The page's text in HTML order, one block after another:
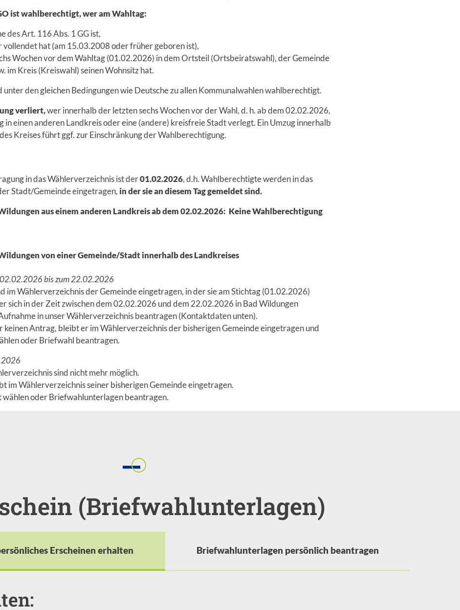
ist wahlberechtigt, wer am Wahltag:
des Art. 116 Abs. 1 GG ist,
vollendet hat (am 15.03.2008 oder früher geboren ist),
Wochen vor dem Wahltag (01.02.2026) in dem Ortsteil (Ortsbeiratswahl), der Gemeinde
im Kreis (Kreiswahl) seinen Wohnsitz hat.
unter den gleichen Bedingungen wie Deutsche zu allen Kommunalwahlen wahlberechtigt.
verliert,wer innerhalb der letzten sechs Wochen vor der Wahl, d. h. ab dem 02.02.2026,
in einen anderen Landkreis oder eine (andere) kreisfreie Stadt verlegt. Ein Umzug innerhalb
Kreises führt ggf. zur Einschränkung der Wahlberechtigung.
in das Wählerverzeichnis ist der01.02.2026, d.h. Wahlberechtigte werden in das
Stadt/Gemeinde eingetragen, in der sie an diesem Tag gemeldet sind.
aus einem anderen Landkreis ab dem 02.02.2026: Keine Wahlberechtigung
von einer Gemeinde/Stadt innerhalb des Landkreises
02.02.2026 bis zum 22.02.2026
im Wählerverzeichnis der Gemeinde eingetragen, in der sie am Stichtag (01.02.2026)
sich in der Zeit zwischen dem 02.02.2026 und dem 22.02.2026 in Bad Wildungen
in unser Wählerverzeichnis beantragen (Kontaktdaten unten).
Antrag, bleibt er im Wählerverzeichnis der bisherigen Gemeinde eingetragen und
oder Briefwahl beantragen.
sind nicht mehr möglich.
im Wählerverzeichnis seiner bisherigen Gemeinde eingetragen.
oder Briefwahlunterlagen beantragen.
Einleitung
(Briefwahlunterlagen)
Erscheinen erhalten Briefwahlunterlagen persönlich beantragen